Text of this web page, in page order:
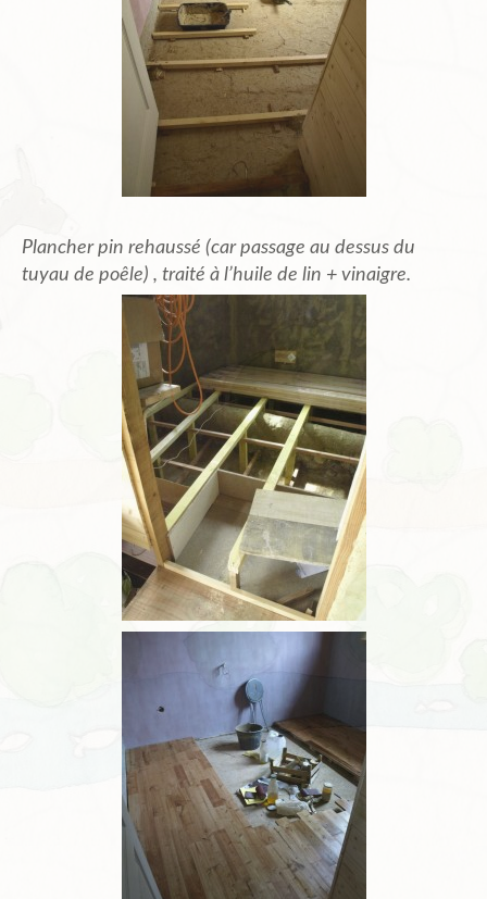
Plancher pin rehaussé (car passage au dessus du
tuyau de poêle) , traité à l’huile de lin + vinaigre.